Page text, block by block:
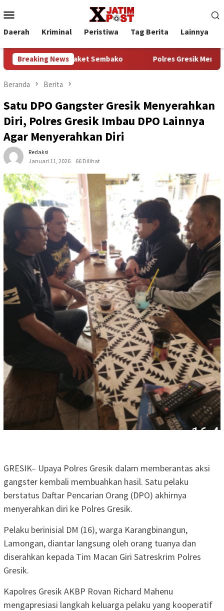
ke
kontenMobile
Daerah Kriminal Peristiwa Tag Berita Lainnya
Breaking News
45 Paket Sembako Polres Gresik Menghadirkan
Beranda Berita
Satu DPO Gangster Gresik Menyerahkan
Diri, Polres Gresik Imbau DPO Lainnya
Agar Menyerahkan Diri
Redaksi
Januari 11, 2026
66 Dilihat
GRESIK– Upaya Polres Gresik dalam memberantas aksi
gangster kembali membuahkan hasil. Satu pelaku
berstatus Daftar Pencarian Orang (DPO) akhirnya
menyerahkan diri ke Polres Gresik.
Pelaku berinisial DM (16), warga Karangbinangun,
Lamongan, diantar langsung oleh orang tuanya dan
diserahkan kepada Tim Macan Giri Satreskrim Polres
Gresik.
Kapolres Gresik AKBP Rovan Richard Mahenu
mengapresiasi langkah keluarga pelaku yang kooperatif